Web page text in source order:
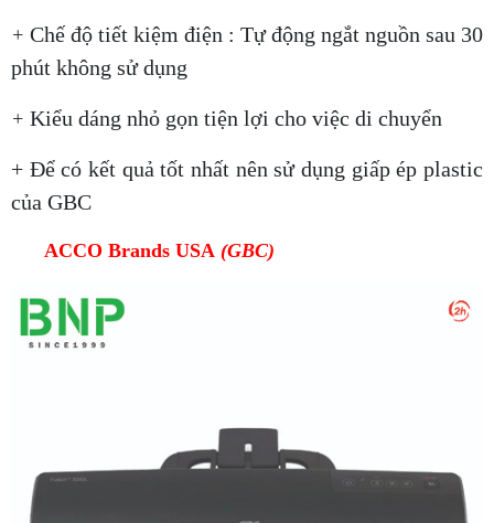
+ Chế độ tiết kiệm điện : Tự động ngắt nguồn sau 30
phút không sử dụng
+ Kiểu dáng nhỏ gọn tiện lợi cho việc di chuyển
+ Để có kết quả tốt nhất nên sử dụng giấp ép plastic
của GBC
ACCO Brands USA (GBC)